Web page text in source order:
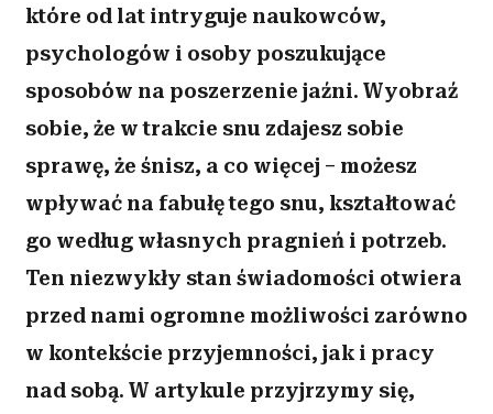
które od lat intryguje naukowców,
psychologów i osoby poszukujące
sposobów na poszerzenie jaźni. Wyobraź
sobie, że w trakcie snu zdajesz sobie
sprawę, że śnisz, a co więcej – możesz
wpływać na fabułę tego snu, kształtować
go według własnych pragnień i potrzeb.
Ten niezwykły stan świadomości otwiera
przed nami ogromne możliwości zarówno
w kontekście przyjemności, jak i pracy
nad sobą. W artykule przyjrzymy się,